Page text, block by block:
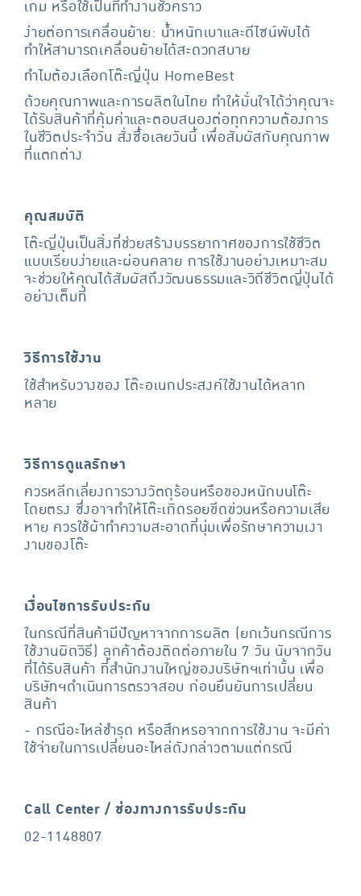
เกม หรือใช้เป็นที่ทำงานชั่วคราว
ง่ายต่อการเคลื่อนย้าย: น้ำหนักเบาและดีไซน์พับได้
ทำให้สามารถเคลื่อนย้ายได้สะดวกสบาย
ทำไมต้องเลือกโต๊ะญี่ปุ่น HomeBest
ด้วยคุณภาพและการผลิตในไทย ทำให้มั่นใจได้ว่าคุณจะ
ได้รับสินค้าที่คุ้มค่าและตอบสนองต่อทุกความต้องการ
ในชีวิตประจำวัน สั่งซื้อเลยวันนี้ เพื่อสัมผัสกับคุณภาพ
ที่แตกต่าง
คุณสมบัติ
โต๊ะญี่ปุ่นเป็นสิ่งที่ช่วยสร้างบรรยากาศของการใช้ชีวิต
แบบเรียบง่ายและผ่อนคลาย การใช้งานอย่างเหมาะสม
จะช่วยให้คุณได้สัมผัสถึงวัฒนธรรมและวิถีชีวิตญี่ปุ่นได้
อย่างเต็มที่
วิธีการใช้งาน
ใช้สำหรับวางของ โต๊ะอเนกประสงค์ใช้งานได้หลาก
หลาย
วิธีการดูแลรักษา
ควรหลีกเลี่ยงการวางวัตถุร้อนหรือของหนักบนโต๊ะ
โดยตรง ซึ่งอาจทำให้โต๊ะเกิดรอยขีดข่วนหรือความเสีย
หาย ควรใช้ผ้าทำความสะอาดที่นุ่มเพื่อรักษาความเงา
งามของโต๊ะ
เงื่อนไขการรับประกัน
ในกรณีที่สินค้ามีปัญหาจากการผลิต (ยกเว้นกรณีการ
ใช้งานผิดวิธี) ลูกค้าต้องติดต่อภายใน 7 วัน นับจากวัน
ที่ได้รับสินค้า ที่สำนักงานใหญ่ของบริษัทฯเท่านั้น เพื่อ
บริษัทฯดำเนินการตรวจสอบ ก่อนยืนยันการเปลี่ยน
สินค้า
- กรณีอะไหล่ชำรุด หรือสึกหรอจากการใช้งาน จะมีค่า
ใช้จ่ายในการเปลี่ยนอะไหล่ดังกล่าวตามแต่กรณี
Call Center / ช่องทางการรับประกัน
02-1148807